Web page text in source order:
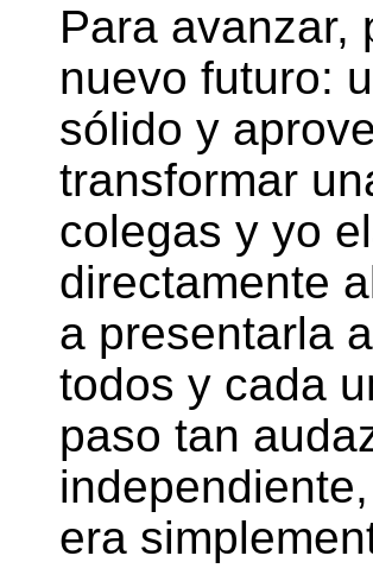
Para avanzar,
nuevo futuro:
sólido y
transformar
colegas y yo
directamente
a presentarla
todos y cada
paso tan
era